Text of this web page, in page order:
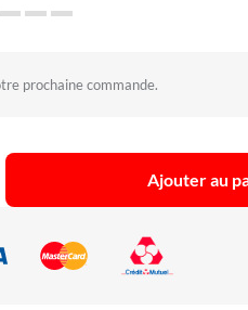
prochaine commande.
Ajouter au